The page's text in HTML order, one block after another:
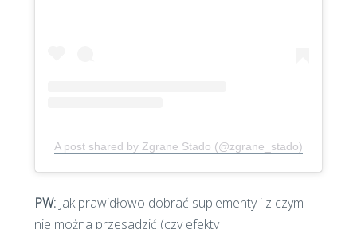
A post shared by Zgrane Stado (@zgrane_stado)
PW: Jak prawidłowo dobrać suplementy i z czym
nie można przesadzić (czy efekty